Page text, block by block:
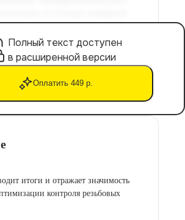
Полный текст доступен
в расширенной версии
Оплатить 449 р.
итоги и отражает значимость
контроля резьбовых